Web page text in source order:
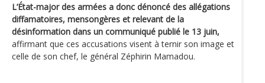
L’État-major des armées a donc dénoncé des allégations
diffamatoires, mensongères et relevant de la
désinformation dans un communiqué publié le 13 juin,
affirmant que ces accusations visent à ternir son image et
celle de son chef, le général Zéphirin Mamadou.